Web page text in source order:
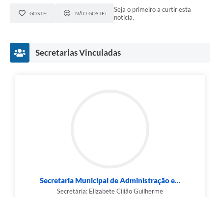
GOSTEI NÃO GOSTEI
Seja o primeiro a curtir esta
notícia.
Secretarias Vinculadas
Secretaria Municipal de Administração e...
Secretária: Elizabete Cilião Guilherme